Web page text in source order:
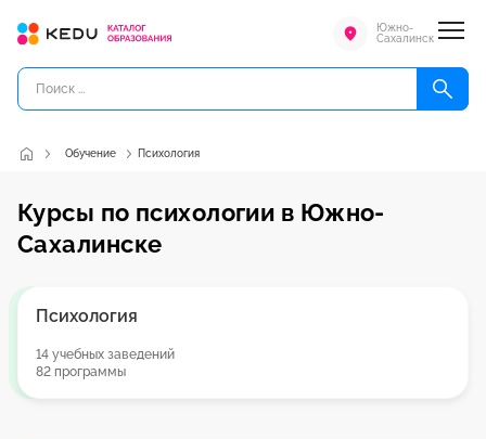
Южно-
Сахалинск
Обучение Психология
Курсы по психологии в Южно-
Сахалинске
Психология
14 учебных заведений
82 программы